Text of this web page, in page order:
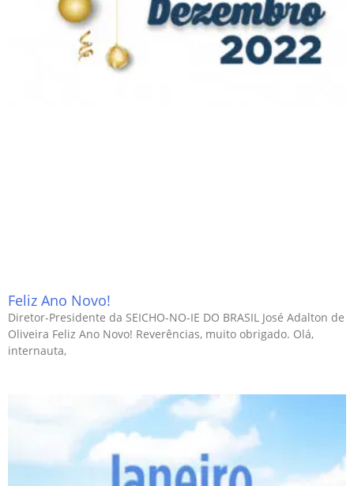
Feliz Ano Novo!
Diretor-Presidente da SEICHO-NO-IE DO BRASIL José Adalton de
Oliveira Feliz Ano Novo! Reverências, muito obrigado. Olá,
internauta,